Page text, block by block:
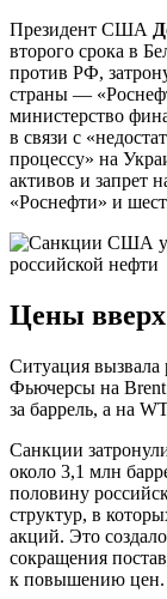
Президент США
второго срока в
против РФ,
страны —
министерство
в связи с
процессу» на
активов и запрет
«Роснефти» и
Цены вверх
Ситуация вызвала
Фьючерсы на
за баррель, а на
Санкции
около 3,1 млн
половину
структур, в
акций. Это
сокращения
к повышению цен.